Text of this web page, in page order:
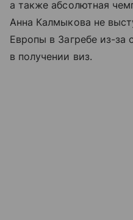
а также абсолютная
Анна Калмыкова не
Европы в Загребе из-за
в получении виз.